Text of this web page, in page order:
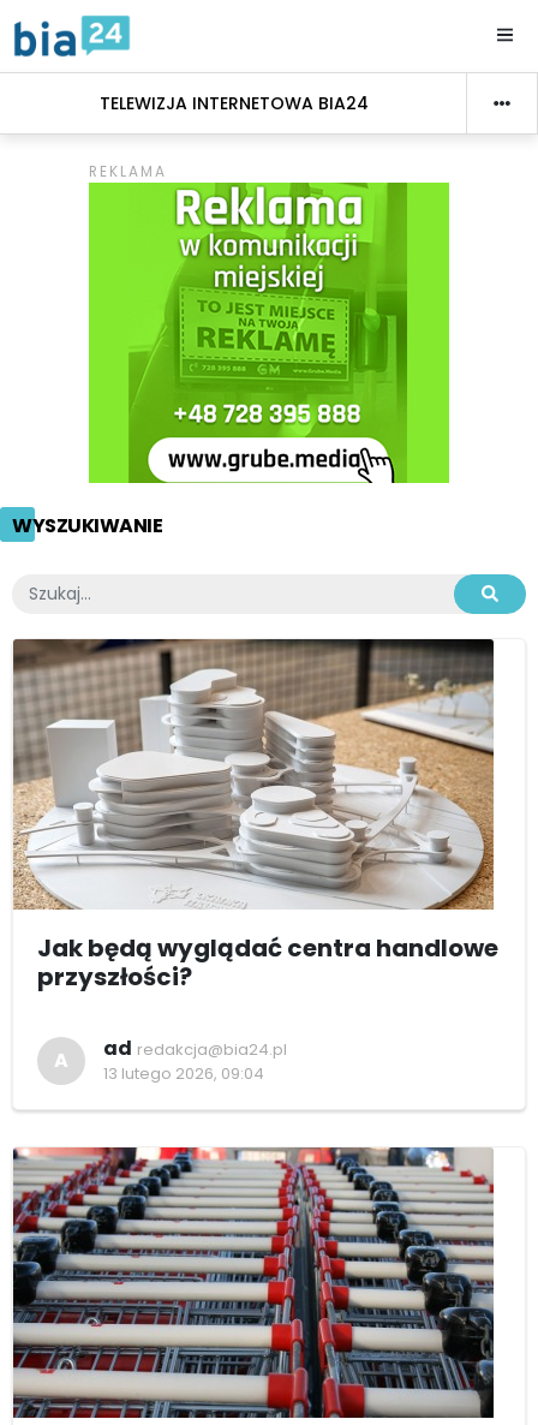
TELEWIZJA INTERNETOWA BIA24
WYSZUKIWANIE
Jak będą wyglądać centra handlowe
przyszłości?
A ad redakcja@bia24.pl
13 lutego 2026, 09:04